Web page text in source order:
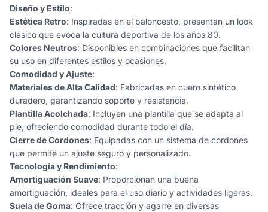
Diseño y Estilo:
Estética Retro: Inspiradas en el baloncesto, presentan un look
clásico que evoca la cultura deportiva de los años 80.
Colores Neutros: Disponibles en combinaciones que facilitan
su uso en diferentes estilos y ocasiones.
Comodidad y Ajuste:
Materiales de Alta Calidad: Fabricadas en cuero sintético
duradero, garantizando soporte y resistencia.
Plantilla Acolchada: Incluyen una plantilla que se adapta al
pie, ofreciendo comodidad durante todo el día.
Cierre de Cordones: Equipadas con un sistema de cordones
que permite un ajuste seguro y personalizado.
Tecnología y Rendimiento:
Amortiguación Suave: Proporcionan una buena
amortiguación, ideales para el uso diario y actividades ligeras.
Suela de Goma: Ofrece tracción y agarre en diversas